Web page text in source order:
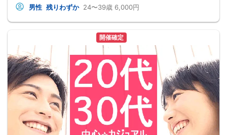
男性 残りわずか 24〜39歳 6,000円
開催確定